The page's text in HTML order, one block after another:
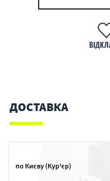
ДОСТАВКА
по Києву (Кур'єр)